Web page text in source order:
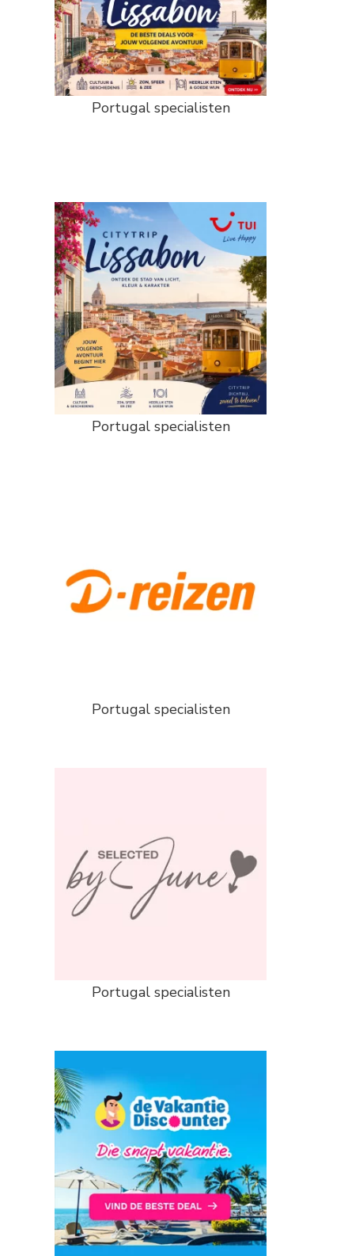
Portugal specialisten
Portugal specialisten
Portugal specialisten
Portugal specialisten